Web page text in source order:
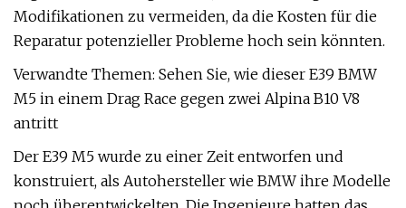
Modifikationen zu vermeiden, da die Kosten für die
Reparatur potenzieller Probleme hoch sein könnten.
Verwandte Themen: Sehen Sie, wie dieser E39 BMW
M5 in einem Drag Race gegen zwei Alpina B10 V8
antritt
Der E39 M5 wurde zu einer Zeit entworfen und
konstruiert, als Autohersteller wie BMW ihre Modelle